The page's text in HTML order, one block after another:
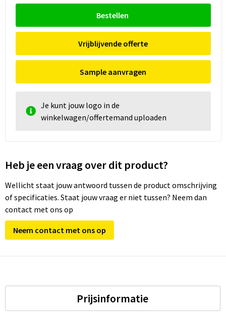
Bestellen
Vrijblijvende offerte
Sample aanvragen
Je kunt jouw logo in de
winkelwagen/offertemand uploaden
Heb je een vraag over dit product?
Wellicht staat jouw antwoord tussen de product omschrijving
of specificaties. Staat jouw vraag er niet tussen? Neem dan
contact met ons op
Neem contact met ons op
Prijsinformatie